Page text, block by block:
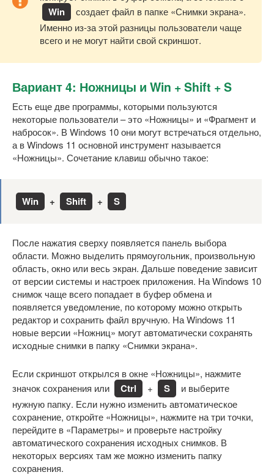
Win
создает файл в папке «Снимки экрана».
Именно из-за этой разницы пользователи чаще
всего и не могут найти свой скриншот.
Вариант 4: Ножницы и Win + Shift + S
Есть еще две программы, которыми пользуются
некоторые пользователи – это «Ножницы» и «Фрагмент и
набросок». В Windows 10 они могут встречаться отдельно,
а в Windows 11 основной инструмент называется
«Ножницы». Сочетание клавиш обычно такое:
Win + Shift + S
После нажатия сверху появляется панель выбора
области. Можно выделить прямоугольник, произвольную
область, окно или весь экран. Дальше поведение зависит
от версии системы и настроек приложения. На Windows 10
снимок чаще всего попадает в буфер обмена и
появляется уведомление, по которому можно открыть
редактор и сохранить файл вручную. На Windows 11
новые версии «Ножниц» могут автоматически сохранять
исходные снимки в папку «Снимки экрана».
Если скриншот открылся в окне «Ножницы», нажмите
значок сохранения или
Ctrl + S
и выберите
нужную папку. Если нужно изменить автоматическое
сохранение, откройте «Ножницы», нажмите на три точки,
перейдите в «Параметры» и проверьте настройку
автоматического сохранения исходных снимков. В
некоторых версиях там же можно изменить папку
сохранения.